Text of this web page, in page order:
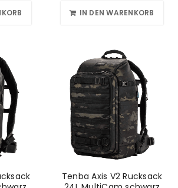
IN DEN WARENKORB
Tenba Axis V2 Rucksack